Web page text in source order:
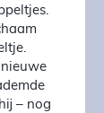
– nog